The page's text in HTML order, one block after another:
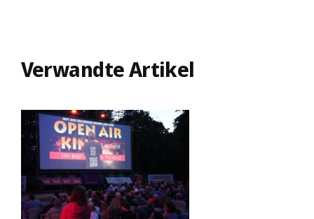
Verwandte Artikel